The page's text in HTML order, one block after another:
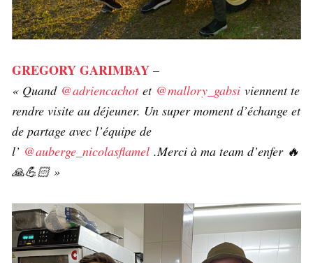
GREGORY GARIMBAY –
« Quand @adriencachotet @mallory_gabsi viennent te
rendre visite au déjeuner. Un super moment d’échange et
de partage avec l’équipe de
l’ @auberge_nicolasflamel .Merci à ma team d’enfer 🔥
🙏💪🏻 »